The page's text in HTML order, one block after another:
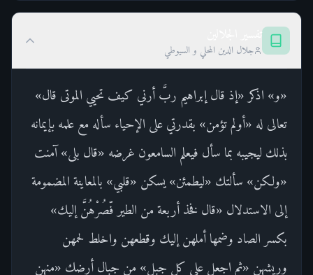
جلال الدين المحلي و السيوطي
«و» اذكر «إذ قال إبراهيم ربَّ أرني كيف تحيي الموتى قال»
تعالى له «أولم تؤمن» بقدرتي على الإحياء سأله مع علمه بإيمانه
بذلك ليجيبه بما سأل فيعلم السامعون غرضه «قال بلى» آمنت
«ولكن» سألتك «ليطمئن» يسكن «قلبي» بالمعاينة المضمومة
إلى الاستدلال «قال فخذ أربعة من الطير فّصُرْهُنَّ إليك»
بكسر الصاد وضمها أملهن إليك وقطعهن واخلط لحمهن
وريشهن «ثم اجعل على كل جبل» من جبال أرضك «منهن